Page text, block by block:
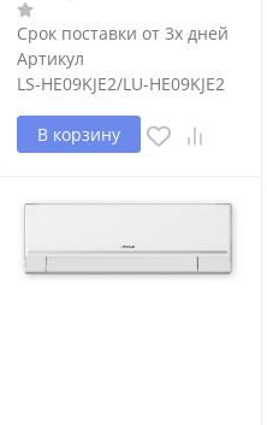
Срок поставки от 3х дней
Артикул
LS-HE09KJE2/LU-HE09KJE2
В корзину